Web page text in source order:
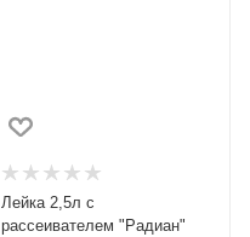
Лейка 2,5л с
рассеивателем "Радиан"